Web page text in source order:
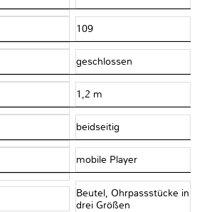
109
geschlossen
1,2 m
beidseitig
mobile Player
Beutel, Ohrpassstücke in
drei Größen